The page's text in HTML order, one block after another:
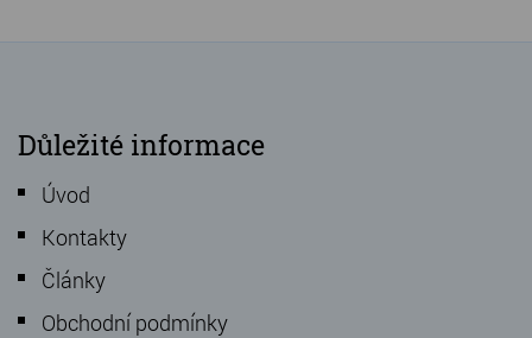
Lávové grilovací kameny
Kamenné truhlíky
Chladící kostky a puky
Doplňky do kuchyně
Hřbitovní doplňky
Důležité informace
Úvod
Kontakty
Články
Obchodní podmínky